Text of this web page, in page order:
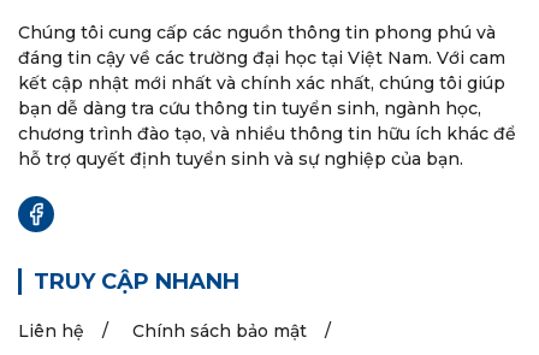
Chúng tôi cung cấp các nguồn thông tin phong phú và
đáng tin cậy về các trường đại học tại Việt Nam. Với cam
kết cập nhật mới nhất và chính xác nhất, chúng tôi giúp
bạn dễ dàng tra cứu thông tin tuyển sinh, ngành học,
chương trình đào tạo, và nhiều thông tin hữu ích khác để
hỗ trợ quyết định tuyển sinh và sự nghiệp của bạn.
TRUY CẬP NHANH
Liên hệ
Chính sách bảo mật